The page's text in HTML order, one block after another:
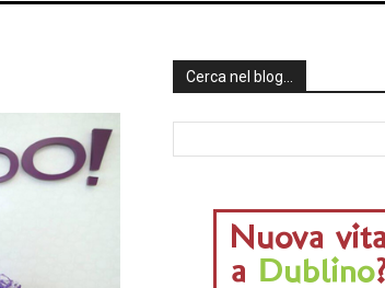
Cerca nel blog…